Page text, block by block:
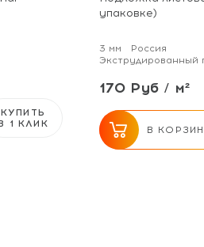
КУПИТЬ
1 КЛИК
упаковке)
3 мм
Россия
Экструдированный
170 Руб / м²
В